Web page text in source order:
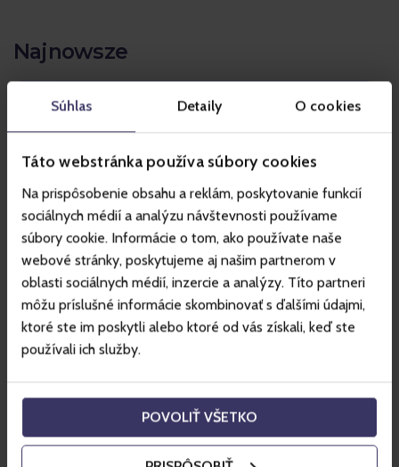
Súhlas Detaily O cookies
Táto webstránka používa súbory cookies
Na prispôsobenie obsahu a reklám, poskytovanie funkcií
sociálnych médií a analýzu návštevnosti používame
súbory cookie. Informácie o tom, ako používate naše
webové stránky, poskytujeme aj našim partnerom v
oblasti sociálnych médií, inzercie a analýzy. Títo partneri
môžu príslušné informácie skombinovať s ďalšími údajmi,
ktoré ste im poskytli alebo ktoré od vás získali, keď ste
používali ich služby.
POVOLIŤ VŠETKO
Najnowsze
INSPIRACJA
Letni przewodnik po
kolejkach linowych w